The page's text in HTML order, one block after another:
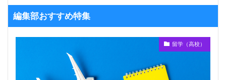
編集部おすすめ特集
留学（高校）